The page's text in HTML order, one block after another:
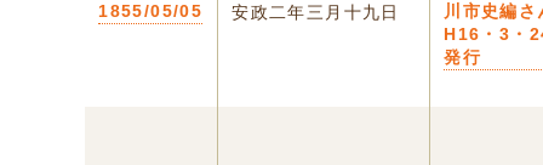
1855/05/05 安政二年三月十九日
川市史編
H16・3・
発行